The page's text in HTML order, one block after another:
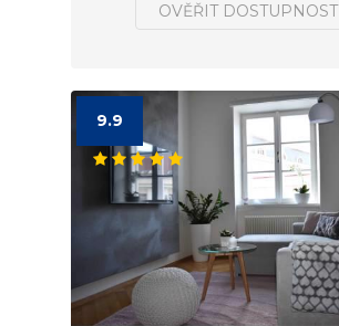
OVĚŘIT DOSTUPNOST
9.9